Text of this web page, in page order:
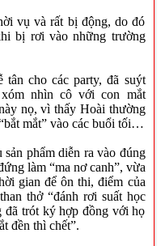
vụ và rất bị động, do đó
bị rơi vào những trường
cho các party, đã suýt
nhìn cô với con mắt
nọ, vì thấy Hoài thường
mắt” vào các buổi tối…
phẩm diễn ra vào đúng
làm “ma nơ canh”, vừa
gian để ôn thi, điểm của
thở “đánh rơi suất học
đã trót ký hợp đồng với họ
đền thì chết”.